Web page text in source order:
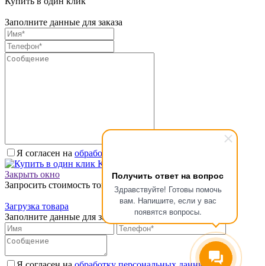
Получить ответ на вопрос
Здравствуйте! Готовы помочь
вам. Напишите, если у вас
появятся вопросы.
Заполните данные для заказа
Я согласен на обработку персональных данных.
Купить в один клик
Закрыть окно
Запросить стоимость товара
Загрузка товара
Заполните данные для запроса цены